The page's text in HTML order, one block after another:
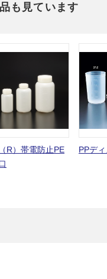
も見ています
R）帯電防止PE
PPデ